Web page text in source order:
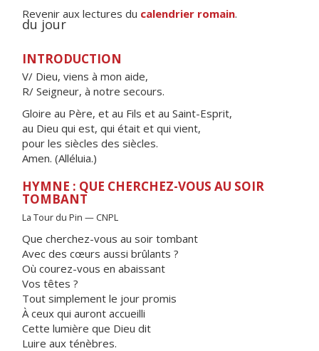
Revenir aux lectures du calendrier romain.
du jour
INTRODUCTION
V/ Dieu, viens à mon aide,
R/ Seigneur, à notre secours.
Gloire au Père, et au Fils et au Saint-Esprit,
au Dieu qui est, qui était et qui vient,
pour les siècles des siècles.
Amen. (Alléluia.)
HYMNE : QUE CHERCHEZ-VOUS AU SOIR
TOMBANT
La Tour du Pin — CNPL
Que cherchez-vous au soir tombant
Avec des cœurs aussi brûlants ?
Où courez-vous en abaissant
Vos têtes ?
Tout simplement le jour promis
À ceux qui auront accueilli
Cette lumière que Dieu dit
Luire aux ténèbres.